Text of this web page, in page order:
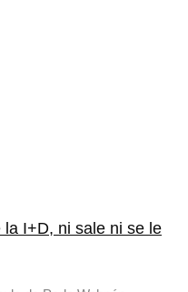
la I+D, ni sale ni se le